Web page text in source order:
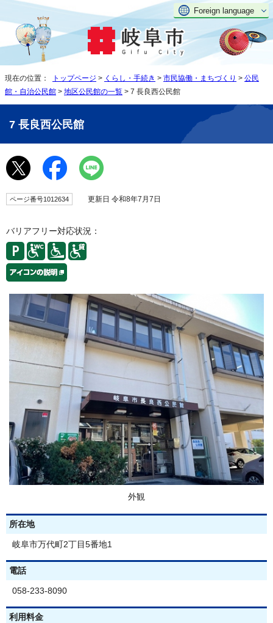
Foreign language
現在の位置： トップページ > くらし・手続き > 市民協働・まちづくり > 公民
館・自治公民館 > 地区公民館の一覧 > 7 長良西公民館
7 長良西公民館
ページ番号1012634 更新日 令和8年7月7日
バリアフリー対応状況：
外観
所在地
岐阜市万代町2丁目5番地1
電話
058-233-8090
利用料金